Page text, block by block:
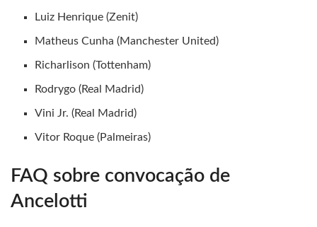
Luiz Henrique (Zenit)
Matheus Cunha (Manchester United)
Richarlison (Tottenham)
Rodrygo (Real Madrid)
Vini Jr. (Real Madrid)
Vitor Roque (Palmeiras)
FAQ sobre convocação de
Ancelotti